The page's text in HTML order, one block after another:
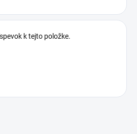
k tejto položke.